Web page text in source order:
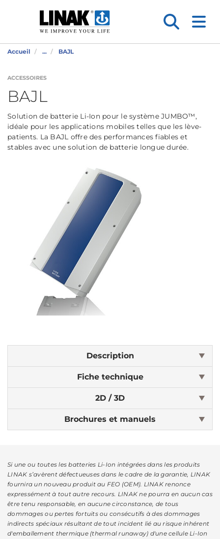
Accueil ... BAJL
ACCESSOIRES
BAJL
Solution de batterie Li-Ion pour le système JUMBO™,
idéale pour les applications mobiles telles que les lève-
patients. La BAJL offre des performances fiables et
stables avec une solution de batterie longue durée.
Description
Fiche technique
2D / 3D
Brochures et manuels
Si une ou toutes les batteries Li-Ion intégrées dans les produits
LINAK s’avèrent défectueuses dans le cadre de la garantie, LINAK
fournira un nouveau produit au FEO (OEM). LINAK renonce
expressément à tout autre recours. LINAK ne pourra en aucun cas
être tenu responsable, en aucune circonstance, de tous
dommages ou pertes fortuits ou consécutifs à des dommages
indirects spéciaux résultant de tout incident lié au risque inhérent
d'emballement thermique (thermal runaway) d'une cellule Li-Ion